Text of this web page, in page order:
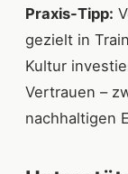
Praxis-Tipp:
gezielt in
Kultur
Vertrauen –
nachhaltigen